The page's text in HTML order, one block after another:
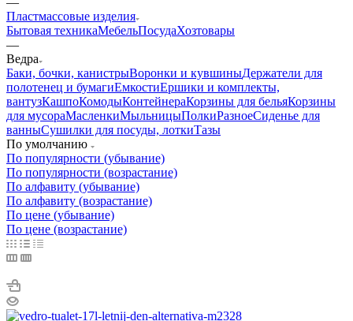
Пластмассовые изделия
Бытовая техникаМебельПосудаХозтовары
—
Ведра
Баки, бочки, канистрыВоронки и кувшиныДержатели для
полотенец и бумагиЕмкостиЕршики и комплекты,
вантузКашпоКомодыКонтейнераКорзины для бельяКорзины
для мусораМасленкиМыльницыПолкиРазноеСиденье для
ванныСушилки для посуды, лоткиТазы
По умолчанию
По популярности (убывание)
По популярности (возрастание)
По алфавиту (убывание)
По алфавиту (возрастание)
По цене (убывание)
По цене (возрастание)